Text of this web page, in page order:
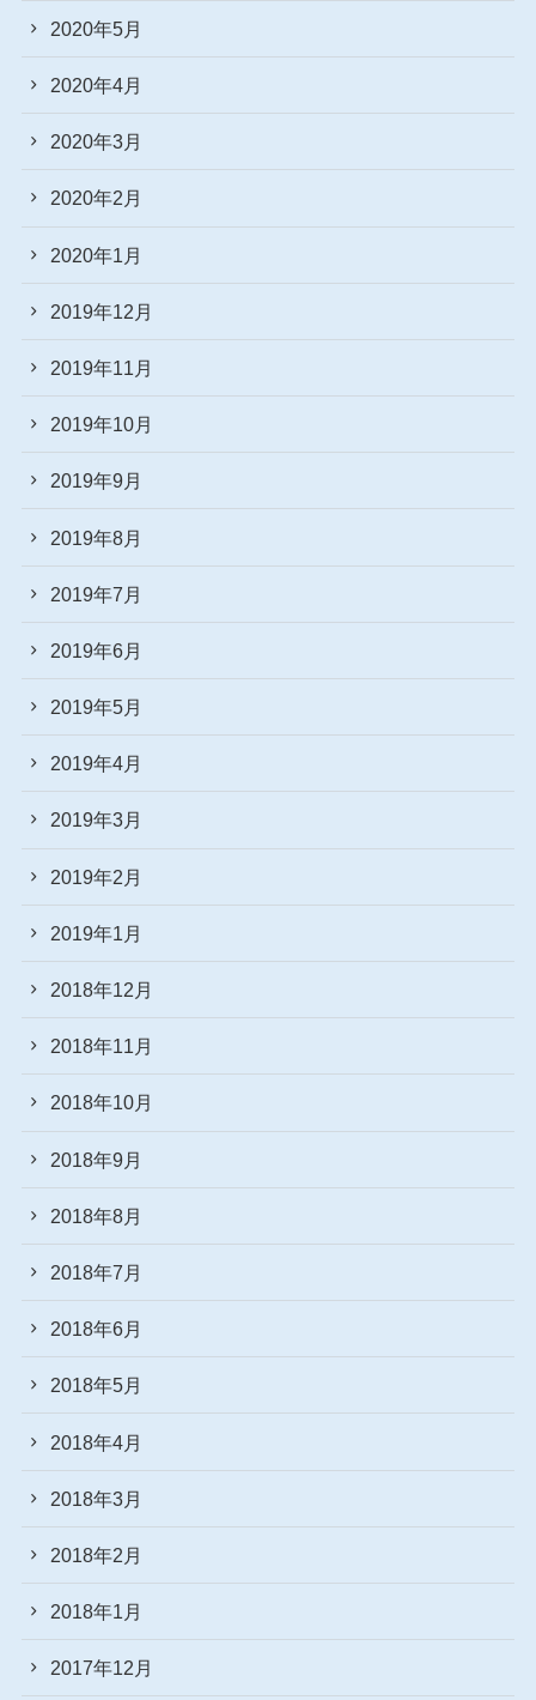
2020年5月
2020年4月
2020年3月
2020年2月
2020年1月
2019年12月
2019年11月
2019年10月
2019年9月
2019年8月
2019年7月
2019年6月
2019年5月
2019年4月
2019年3月
2019年2月
2019年1月
2018年12月
2018年11月
2018年10月
2018年9月
2018年8月
2018年7月
2018年6月
2018年5月
2018年4月
2018年3月
2018年2月
2018年1月
2017年12月